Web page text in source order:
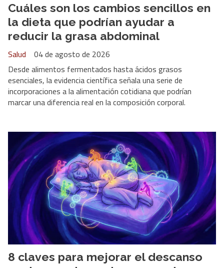
Cuáles son los cambios sencillos en
la dieta que podrían ayudar a
reducir la grasa abdominal
Salud
04 de agosto de 2026
Desde alimentos fermentados hasta ácidos grasos
esenciales, la evidencia científica señala una serie de
incorporaciones a la alimentación cotidiana que podrían
marcar una diferencia real en la composición corporal.
8 claves para mejorar el descanso